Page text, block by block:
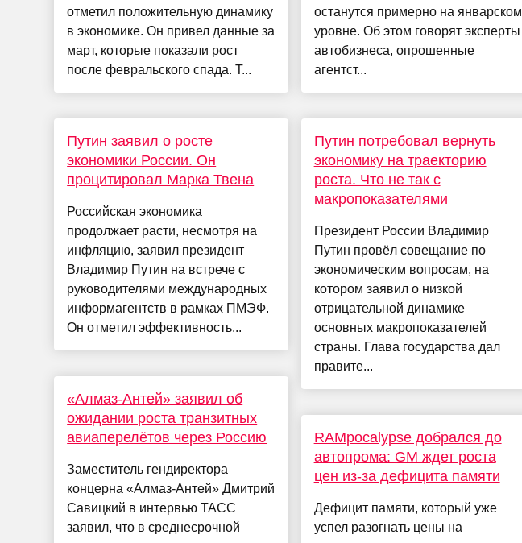
отметил положительную динамику
в экономике. Он привел данные за
март, которые показали рост
после февральского спада. Т...
Путин заявил о росте
экономики России. Он
процитировал Марка Твена
Российская экономика
продолжает расти, несмотря на
инфляцию, заявил президент
Владимир Путин на встрече с
руководителями международных
информагентств в рамках ПМЭФ.
Он отметил эффективность...
«Алмаз-Антей» заявил об
ожидании роста транзитных
авиаперелётов через Россию
Заместитель гендиректора
концерна «Алмаз-Антей» Дмитрий
Савицкий в интервью ТАСС
заявил, что в среднесрочной
останутся примерно на январском
уровне. Об этом говорят эксперты
автобизнеса, опрошенные
агентст...
Путин потребовал вернуть
экономику на траекторию
роста. Что не так с
макропоказателями
Президент России Владимир
Путин провёл совещание по
экономическим вопросам, на
котором заявил о низкой
отрицательной динамике
основных макропоказателей
страны. Глава государства дал
правите...
RAMpocalypse добрался до
автопрома: GM ждет роста
цен из-за дефицита памяти
Дефицит памяти, который уже
успел разогнать цены на